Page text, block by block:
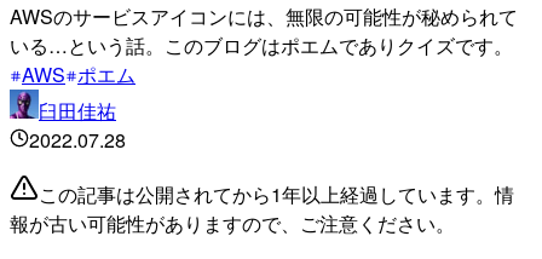
AWSのサービスアイコンには、無限の可能性が秘められて
いる…という話。このブログはポエムでありクイズです。
AWS ポエム
臼田佳祐
2022.07.28
この記事は公開されてから1年以上経過しています。情
報が古い可能性がありますので、ご注意ください。